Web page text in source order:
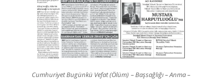
Cumhuriyet Bugünkü Vefat (Ölüm) – Başsağlığı – Anma –